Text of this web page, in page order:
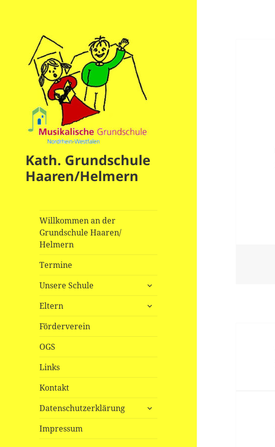
Kath. Grundschule
Haaren/Helmern
Willkommen an der
Grundschule Haaren/
Helmern
Termine
Unsere Schule
untermenü
Eltern
untermenü
Förderverein
OGS
Links
Kontakt
Datenschutzerklärung
untermenü
Impressum